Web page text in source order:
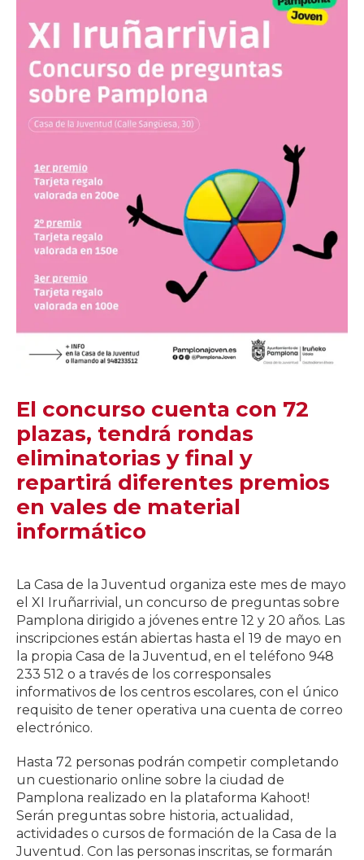
El concurso cuenta con 72
plazas, tendrá rondas
eliminatorias y final y
repartirá diferentes premios
en vales de material
informático
La Casa de la Juventud organiza este mes de mayo
el XI Iruñarrivial, un concurso de preguntas sobre
Pamplona dirigido a jóvenes entre 12 y 20 años. Las
inscripciones están abiertas hasta el 19 de mayo en
la propia Casa de la Juventud, en el teléfono 948
233 512 o a través de los corresponsales
informativos de los centros escolares, con el único
requisito de tener operativa una cuenta de correo
electrónico.
Hasta 72 personas podrán competir completando
un cuestionario online sobre la ciudad de
Pamplona realizado en la plataforma Kahoot!
Serán preguntas sobre historia, actualidad,
actividades o cursos de formación de la Casa de la
Juventud. Con las personas inscritas, se formarán